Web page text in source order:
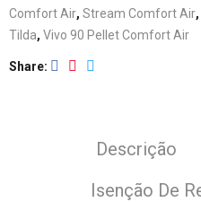
Comfort Air, Stream Comfort Air,
Tilda, Vivo 90 Pellet Comfort Air
Share
Descrição
Isenção De